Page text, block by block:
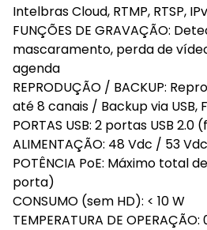
Intelbras Cloud, RTMP, RTSP,
FUNÇÕES DE GRAVAÇÃO:
mascaramento, perda de
agenda
REPRODUÇÃO / BACKUP:
até 8 canais / Backup via USB,
PORTAS USB: 2 portas USB
ALIMENTAÇÃO: 48 Vdc / 53
POTÊNCIA PoE: Máximo total
porta)
CONSUMO (sem HD): < 10 W
TEMPERATURA DE OPERAÇÃO: